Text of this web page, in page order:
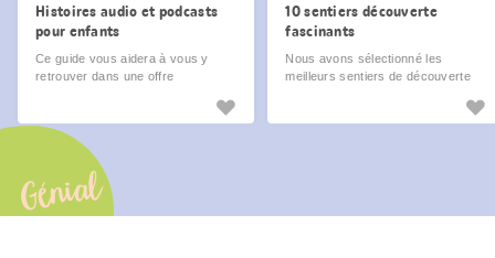
Histoires audio et podcasts
pour enfants
Ce guide vous aidera à vous y
retrouver dans une offre
10 sentiers découverte
fascinants
Nous avons sélectionné les
meilleurs sentiers de découverte
Génial